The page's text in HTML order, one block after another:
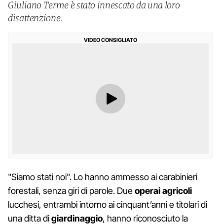
Giuliano Terme è stato innescato da una loro
disattenzione.
VIDEO CONSIGLIATO
"Siamo stati noi". Lo hanno ammesso ai carabinieri
forestali, senza giri di parole. Dueoperai agricoli
lucchesi, entrambi intorno ai cinquant’anni e titolari di
una ditta digiardinaggio, hanno riconosciuto la